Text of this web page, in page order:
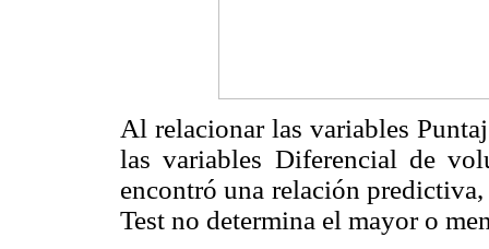
Al relacionar las variables
las variables Diferencial de
encontró una relación
Test no determina el mayor o